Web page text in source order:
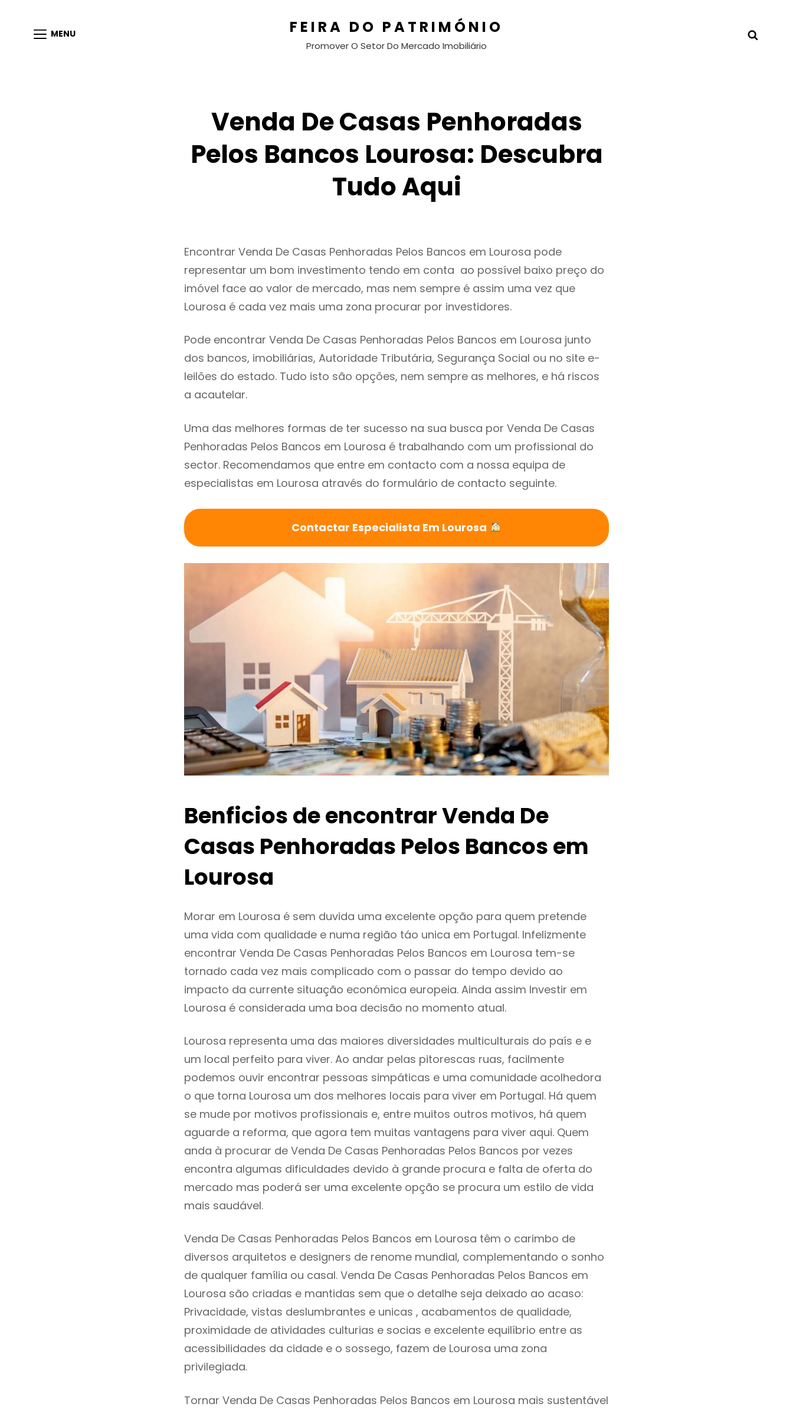
MENU FEIRA DO PATRIMÓNIO
Promover O Setor Do Mercado Imobiliário
Venda De Casas Penhoradas
Pelos Bancos Lourosa: Descubra
Tudo Aqui
Encontrar Venda De Casas Penhoradas Pelos Bancos em Lourosa pode
representar um bom investimento tendo em conta ao possível baixo preço do
imóvel face ao valor de mercado, mas nem sempre é assim uma vez que
Lourosa é cada vez mais uma zona procurar por investidores.
Pode encontrar Venda De Casas Penhoradas Pelos Bancos em Lourosa junto
dos bancos, imobiliárias, Autoridade Tributária, Segurança Social ou no site e-
leilões do estado. Tudo isto são opções, nem sempre as melhores, e há riscos
a acautelar.
Uma das melhores formas de ter sucesso na sua busca por Venda De Casas
Penhoradas Pelos Bancos em Lourosa é trabalhando com um profissional do
sector. Recomendamos que entre em contacto com a nossa equipa de
especialistas em Lourosa através do formulário de contacto seguinte.
Contactar Especialista Em Lourosa
Benficios de encontrar Venda De
Casas Penhoradas Pelos Bancos em
Lourosa
Morar em Lourosa é sem duvida uma excelente opção para quem pretende
uma vida com qualidade e numa região táo unica em Portugal. Infelizmente
encontrar Venda De Casas Penhoradas Pelos Bancos em Lourosa tem-se
tornado cada vez mais complicado com o passar do tempo devido ao
impacto da currente situação económica europeia. Ainda assim Investir em
Lourosa é considerada uma boa decisão no momento atual.
Lourosa representa uma das maiores diversidades multiculturais do país e e
um local perfeito para viver. Ao andar pelas pitorescas ruas, facilmente
podemos ouvir encontrar pessoas simpáticas e uma comunidade acolhedora
o que torna Lourosa um dos melhores locais para viver em Portugal. Há quem
se mude por motivos profissionais e, entre muitos outros motivos, há quem
aguarde a reforma, que agora tem muitas vantagens para viver aqui. Quem
anda à procurar de Venda De Casas Penhoradas Pelos Bancos por vezes
encontra algumas dificuldades devido à grande procura e falta de oferta do
mercado mas poderá ser uma excelente opção se procura um estilo de vida
mais saudável.
Venda De Casas Penhoradas Pelos Bancos em Lourosa têm o carimbo de
diversos arquitetos e designers de renome mundial, complementando o sonho
de qualquer família ou casal. Venda De Casas Penhoradas Pelos Bancos em
Lourosa são criadas e mantidas sem que o detalhe seja deixado ao acaso:
Privacidade, vistas deslumbrantes e unicas , acabamentos de qualidade,
proximidade de atividades culturias e socias e excelente equilíbrio entre as
acessibilidades da cidade e o sossego, fazem de Lourosa uma zona
privilegiada.
Tornar Venda De Casas Penhoradas Pelos Bancos em Lourosa mais sustentável